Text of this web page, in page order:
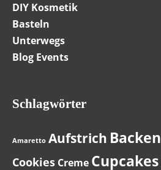
DIY Kosmetik
Basteln
Unterwegs
Blog Events
Schlagwörter
Amaretto Aufstrich Backen
Cookies Creme Cupcakes